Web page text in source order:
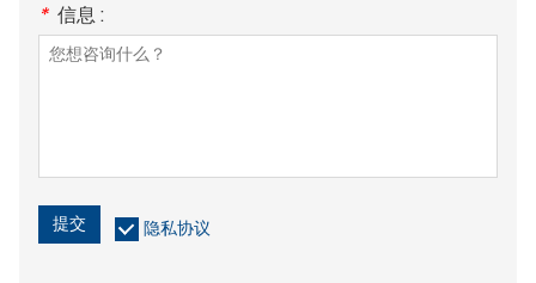
* 信息 :
提交 隐私协议